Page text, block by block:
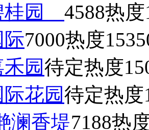
桂园 4588热度
7000热度
园待定热度
花园待定热度
澜香堤7188热